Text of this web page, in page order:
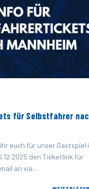
für Selbstfahrer
euch für unser Gastspiel
den Ticketlink für
an via